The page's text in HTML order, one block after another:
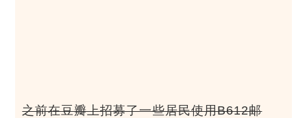
之前在豆瓣上招募了一些居民使用B612邮